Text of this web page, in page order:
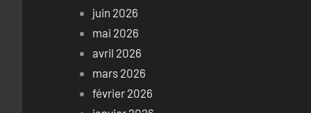
juin 2026
mai 2026
avril 2026
mars 2026
février 2026